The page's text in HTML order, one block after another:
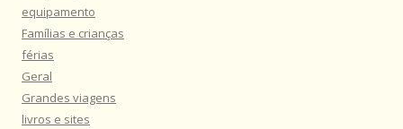
equipamento
Famílias e crianças
férias
Geral
Grandes viagens
livros e sites